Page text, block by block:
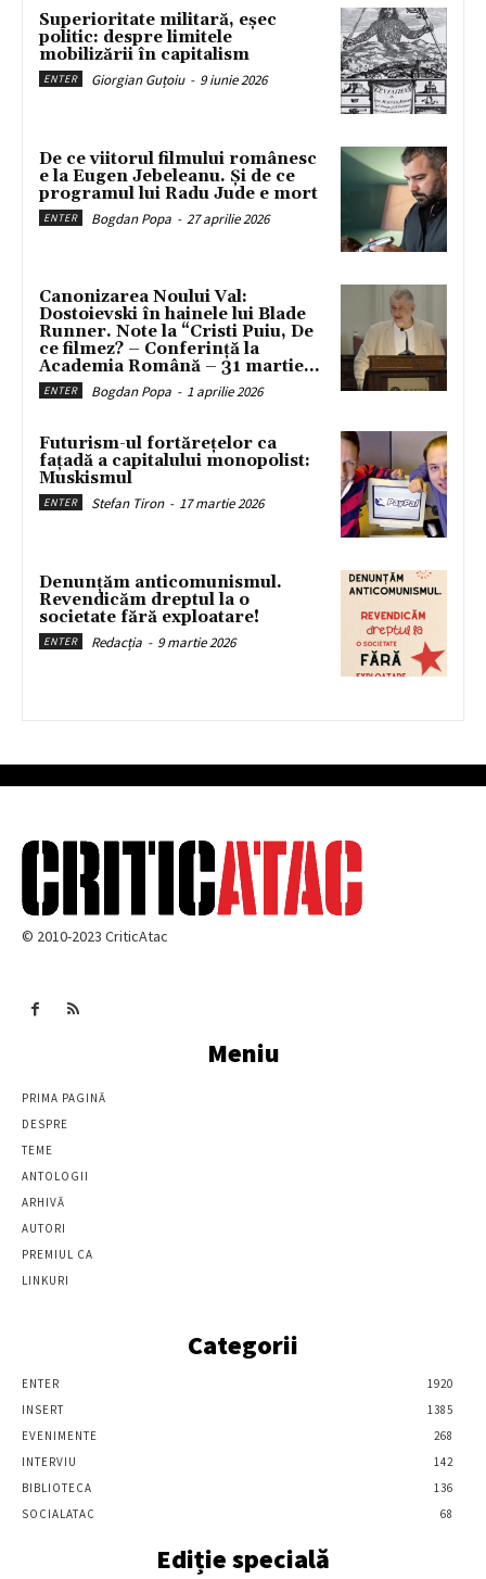
Superioritate militară, eșec
politic: despre limitele
mobilizării în capitalism
ENTER Giorgian Guțoiu - 9 iunie 2026
De ce viitorul filmului românesc
e la Eugen Jebeleanu. Și de ce
programul lui Radu Jude e mort
ENTER Bogdan Popa - 27 aprilie 2026
Canonizarea Noului Val:
Dostoievski în hainele lui Blade
Runner. Note la “Cristi Puiu, De
ce filmez? – Conferință la
Academia Română – 31 martie...
ENTER Bogdan Popa - 1 aprilie 2026
Futurism-ul fortărețelor ca
fațadă a capitalului monopolist:
Muskismul
ENTER Stefan Tiron - 17 martie 2026
Denunțăm anticomunismul.
Revendicăm dreptul la o
societate fără exploatare!
ENTER Redacția - 9 martie 2026
© 2010-2023 CriticAtac
Meniu
PRIMA PAGINĂ
DESPRE
TEME
ANTOLOGII
ARHIVĂ
AUTORI
PREMIUL CA
LINKURI
Categorii
ENTER
1920
INSERT
1385
EVENIMENTE
268
INTERVIU
142
BIBLIOTECA
136
SOCIALATAC
68
Ediție specială